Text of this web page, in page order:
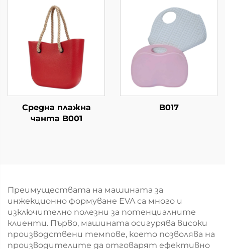
Средна плажна
чанта B001
B017
Преимуществата на машината за
инжекционно формуване EVA са много и
изключително полезни за потенциалните
клиенти. Първо, машината осигурява високи
производствени темпове, което позволява на
производителите да отговарят ефективно